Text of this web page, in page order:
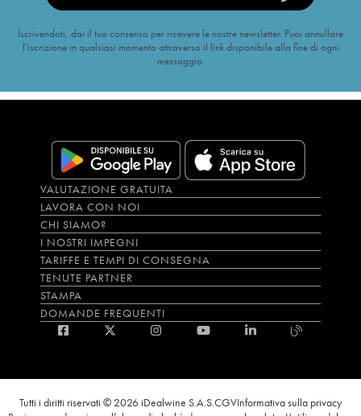
Iscrivendoti, dai il tuo consenso per ricevere le nostre newsletter. Puoi annullare
l’iscrizione in qualsiasi momento attraverso il link disponibile alla fine di ogni
messaggio.
VALUTAZIONE GRATUITA
LAVORA CON NOI
CHI SIAMO?
I NOSTRI IMPEGNI
TARIFFE E TEMPI DI CONSEGNA
TENUTE PARTNER
STAMPA
DOMANDE FREQUENTI
Tutti i diritti riservati © 2026 iDealwine S.A.S.CGVInformativa sulla privacy